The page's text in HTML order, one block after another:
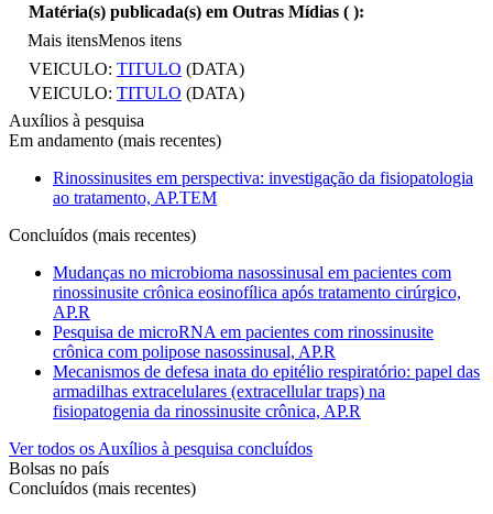
Matéria(s) publicada(s) em Outras Mídias ( ):
Mais itensMenos itens
VEICULO: TITULO (DATA)
VEICULO: TITULO (DATA)
Auxílios à pesquisa
Em andamento (mais recentes)
Rinossinusites em perspectiva: investigação da fisiopatologia
ao tratamento, AP.TEM
Concluídos (mais recentes)
Mudanças no microbioma nasossinusal em pacientes com
rinossinusite crônica eosinofílica após tratamento cirúrgico,
AP.R
Pesquisa de microRNA em pacientes com rinossinusite
crônica com polipose nasossinusal, AP.R
Mecanismos de defesa inata do epitélio respiratório: papel das
armadilhas extracelulares (extracellular traps) na
fisiopatogenia da rinossinusite crônica, AP.R
Ver todos os Auxílios à pesquisa concluídos
Bolsas no país
Concluídos (mais recentes)